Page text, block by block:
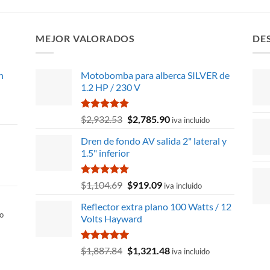
MEJOR VALORADOS
Motobomba para alberca SILVER de
1.2 HP / 230 V
Valorado
con
de 5
$2,932.53 El
original
era:
$2,932.53.
$2,785.90El
actual
iva incluido
Dren de fondo AV salida 2" lateral y
1.5" inferior
Valorado
con
de 5
$1,104.69 El
original
era:
$1,104.69.
$919.09El
actual
iva incluido
Reflector extra plano 100 Watts / 12
Volts Hayward
Valorado
con
$1,887.84 El
$1,321.48Eliva incluido